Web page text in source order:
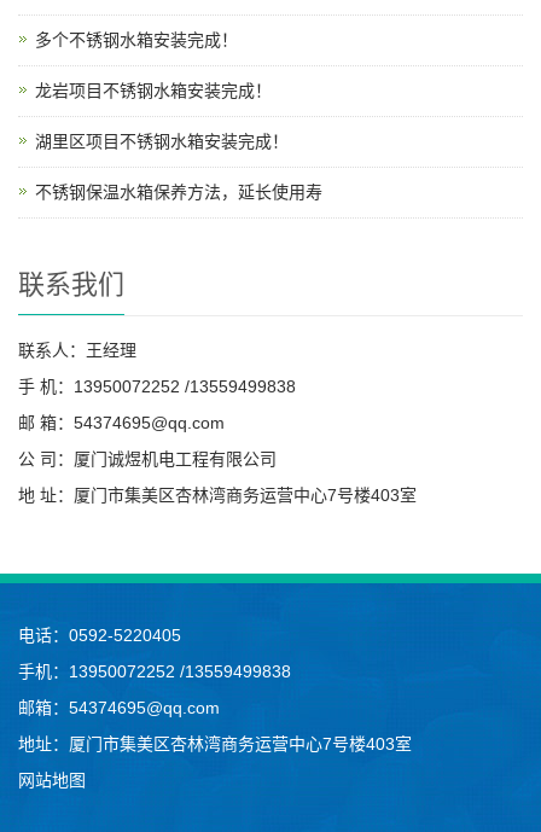
多个不锈钢水箱安装完成！
龙岩项目不锈钢水箱安装完成！
湖里区项目不锈钢水箱安装完成！
不锈钢保温水箱保养方法，延长使用寿
联系我们
联系人：王经理
手 机：13950072252 /13559499838
邮 箱：54374695@qq.com
公 司：厦门诚煜机电工程有限公司
地 址：厦门市集美区杏林湾商务运营中心7号楼403室
电话：0592-5220405
手机：13950072252 /13559499838
邮箱：54374695@qq.com
地址：厦门市集美区杏林湾商务运营中心7号楼403室
网站地图